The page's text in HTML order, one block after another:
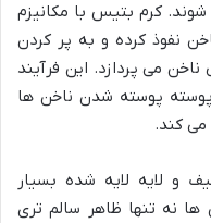
کرم بتیس با مکانیزم
نفوذ کرده و به پر کردن
می پردازد. این فرآیند
پوسته شدن ناخن ها
کند.
و لایه لایه شده بسیار
نه تنها ظاهر سالم تری